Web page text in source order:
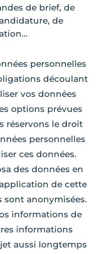
de brief, de
de
personnelles
découlant
vos données
options prévues
réservons le droit
personnelles
ces données.
des données en
de cette
sont anonymisées.
informations de
informations
aussi longtemps